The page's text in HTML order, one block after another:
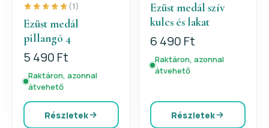
(1)
Ezüst medál
pillangó 4
5 490 Ft
Raktáron, azonnal
átvehető
Részletek
Ezüst medál szív
kulcs és lakat
6 490 Ft
Raktáron, azonnal
átvehető
Részletek